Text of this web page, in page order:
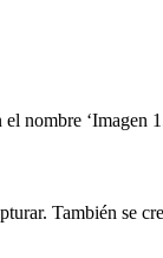
nombre ‘Imagen
También se